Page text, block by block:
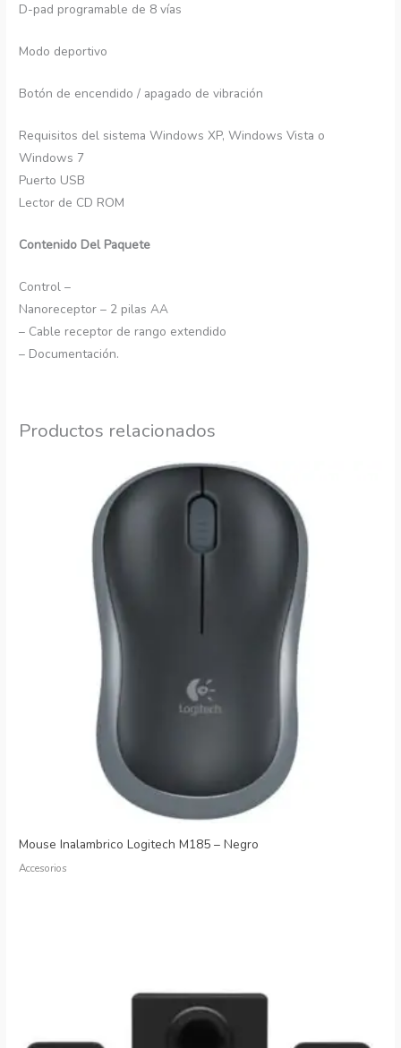
D-pad programable de 8 vías
Modo deportivo
Botón de encendido / apagado de vibración
Requisitos del sistema Windows XP, Windows Vista o
Windows 7
Puerto USB
Lector de CD ROM
Contenido Del Paquete
Control –
Nanoreceptor – 2 pilas AA
– Cable receptor de rango extendido
– Documentación.
Productos relacionados
Mouse Inalambrico Logitech M185 – Negro
Accesorios